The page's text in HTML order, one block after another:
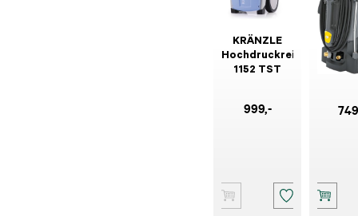
KRÄNZLE
Hochdruckreiniger
1152 TST
999,-
HD
749